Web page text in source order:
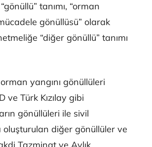
tanımı, “orman
gönüllüsü” olarak
“diğer gönüllü” tanımı
yangını gönüllüleri
ve Türk Kızılay gibi
gönüllüleri ile sivil
diğer gönüllüler ve